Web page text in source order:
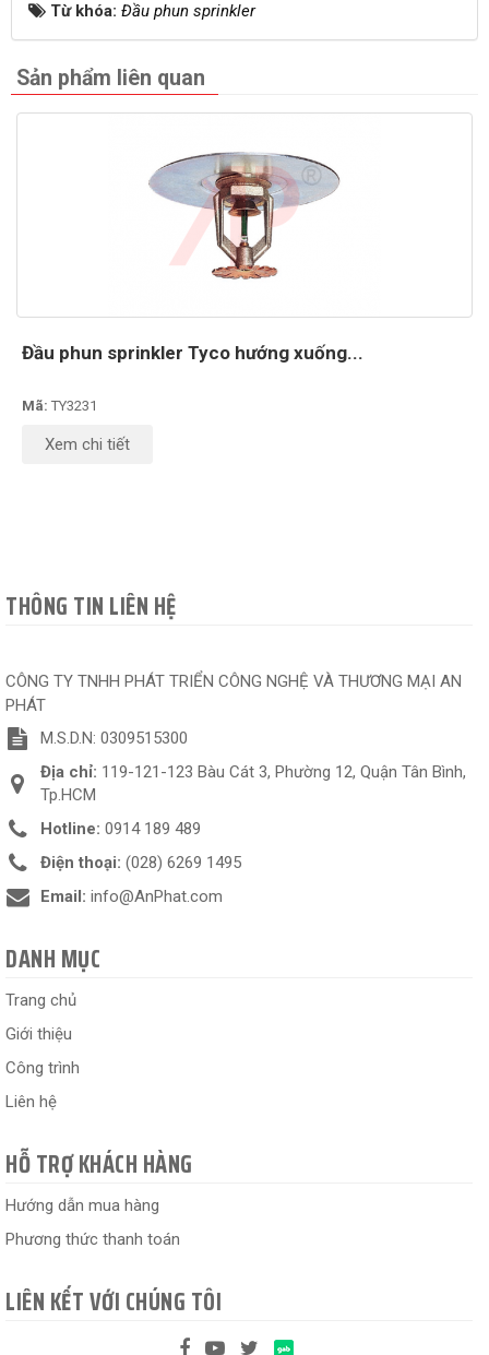
Từ khóa: Đầu phun sprinkler
Sản phẩm liên quan
Đầu phun sprinkler Tyco hướng xuống...
Mã: TY3231
Xem chi tiết
THÔNG TIN LIÊN HỆ
CÔNG TY TNHH PHÁT TRIỂN CÔNG NGHỆ VÀ THƯƠNG MẠI AN
PHÁT
M.S.D.N: 0309515300
Địa chỉ: 119-121-123 Bàu Cát 3, Phường 12, Quận Tân Bình,
Tp.HCM
Hotline: 0914 189 489
Điện thoại: (028) 6269 1495
Email: info@AnPhat.com
DANH MỤC
Trang chủ
Giới thiệu
Công trình
Liên hệ
HỖ TRỢ KHÁCH HÀNG
Hướng dẫn mua hàng
Phương thức thanh toán
LIÊN KẾT VỚI CHÚNG TÔI